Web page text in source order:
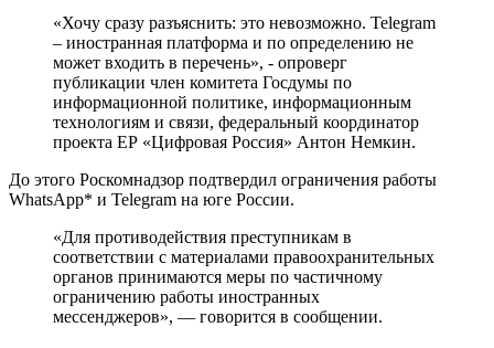
«Хочу сразу разъяснить: это невозможно. Telegram
– иностранная платформа и по определению не
может входить в перечень», - опроверг
публикации член комитета Госдумы по
информационной политике, информационным
технологиям и связи, федеральный координатор
проекта ЕР «Цифровая Россия» Антон Немкин.
До этого Роскомнадзор подтвердил ограничения работы
WhatsApp* и Telegram на юге России.
«Для противодействия преступникам в
соответствии с материалами правоохранительных
органов принимаются меры по частичному
ограничению работы иностранных
мессенджеров», — говорится в сообщении.